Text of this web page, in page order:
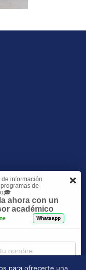
para ofrecerte una
información
de
ahora con un
académico
Whatsapp